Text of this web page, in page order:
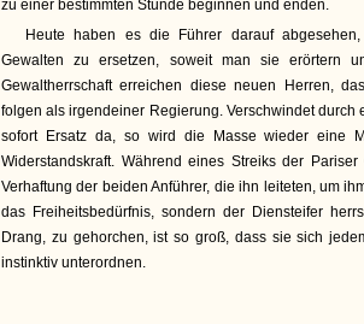
zu einer bestimmten Stunde beginnen und enden.
Heute haben es die Führer darauf
Gewalten zu ersetzen, soweit man sie erörtern
Gewaltherrschaft erreichen diese neuen Herren,
folgen als irgendeiner Regierung. Verschwindet durch
sofort Ersatz da, so wird die Masse wieder eine
Widerstandskraft. Während eines Streiks der
Verhaftung der beiden Anführer, die ihn leiteten, um
das Freiheitsbedürfnis, sondern der Diensteifer
Drang, zu gehorchen, ist so groß, dass sie sich
instinktiv unterordnen.